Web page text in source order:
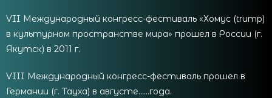
VII Международный конгресс-фестиваль «Хомус (trump)
в культурном пространстве мира» прошел в России (г.
Якутск) в 2011 г.
VIII Международный конгресс-фестиваль прошел в
Германии (г. Тауха) в августе……года.